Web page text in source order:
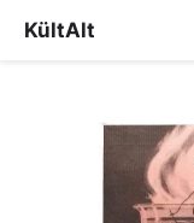
KültAlt